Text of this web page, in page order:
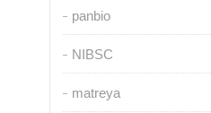
panbio
NIBSC
matreya